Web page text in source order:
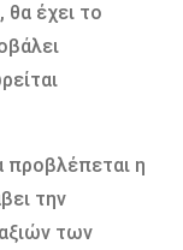
θα έχει το
προβλέπεται η
την
των